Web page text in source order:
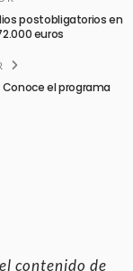
postobligatorios en
euros
el programa
contenido de